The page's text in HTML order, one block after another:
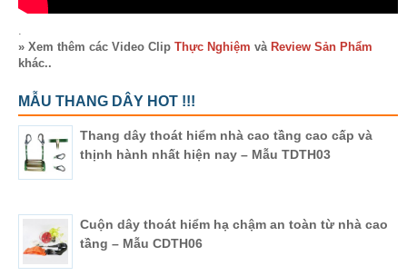
.
» Xem thêm các Video Clip Thực Nghiệm và Review Sản Phẩm
khác..
MẪU THANG DÂY HOT !!!
Thang dây thoát hiểm nhà cao tầng cao cấp và
thịnh hành nhất hiện nay – Mẫu TDTH03
Cuộn dây thoát hiểm hạ chậm an toàn từ nhà cao
tầng – Mẫu CDTH06